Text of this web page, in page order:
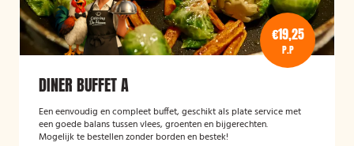
€19,25
P.P
DINER BUFFET A
Een eenvoudig en compleet buffet, geschikt als plate service met
een goede balans tussen vlees, groenten en bijgerechten.
Mogelijk te bestellen zonder borden en bestek!